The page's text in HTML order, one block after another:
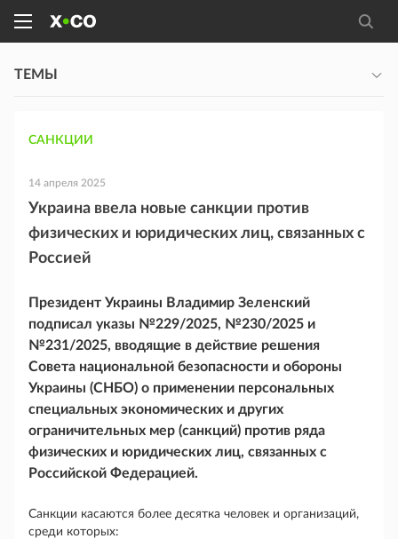
ТЕМЫ
САНКЦИИ
14 апреля 2025
Украина ввела новые санкции против
физических и юридических лиц, связанных с
Россией
Президент Украины Владимир Зеленский
подписал указы №229/2025, №230/2025 и
№231/2025, вводящие в действие решения
Совета национальной безопасности и обороны
Украины (СНБО) о применении персональных
специальных экономических и других
ограничительных мер (санкций) против ряда
физических и юридических лиц, связанных с
Российской Федерацией.
Санкции касаются более десятка человек и организаций,
среди которых: